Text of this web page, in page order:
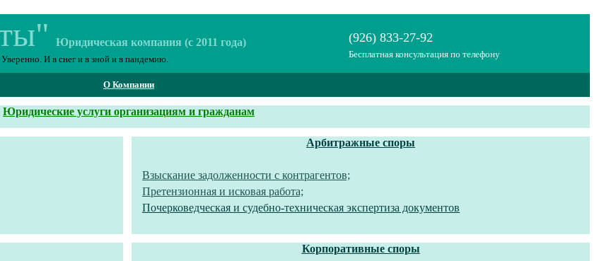
Юридическая компания (с 2011 года)
И в снег и в зной и в пандемию.
(926) 833-27-92
Бесплатная консультация по телефону
О Компании
Юридические услуги организациям и гражданам
Арбитражные споры
Взыскание задолженности с контрагентов;
Претензионная и исковая работа;
Почерковедческая и судебно-техническая экспертиза документов
Корпоративные споры